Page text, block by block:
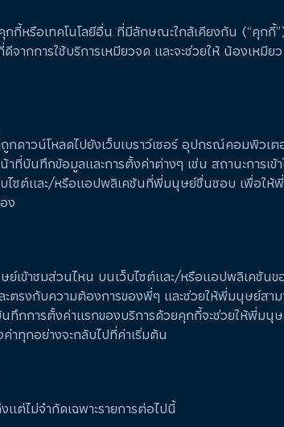
กี้หรือเทคโนโลยีอื่น ที่มีลักษณะใกล้เคียงกัน (“คุก
จากการใช้บริการเหมียวจด และจะช่วยให้ น้องเ
ดาวน์โหลดไปยังเว็บเบราว์เซอร์ อุปกรณ์คอมพิว
ที่บันทึกข้อมูลและการตั้งค่าต่างๆ เช่น สถานะการเ
บไซต์และ/หรือแอปพลิเคชันที่พี่มนุษย์ชื่นชอบ เพื่อให้
ง
เข้าชมส่วนไหน บนเว็บไซต์และ/หรือแอปพลิเคชัน
ตรงกับความต้องการของพี่ๆ และช่วยให้พี่มนุษย์สา
กการตั้งค่าแรกของบริการด้วยคุกกี้จะช่วยให้พี่มนุษ
ทุกอย่างจะกลับไปที่ค่าเริ่มต้น
ต่ไม่จำกัดเฉพาะรายการต่อไปนี้